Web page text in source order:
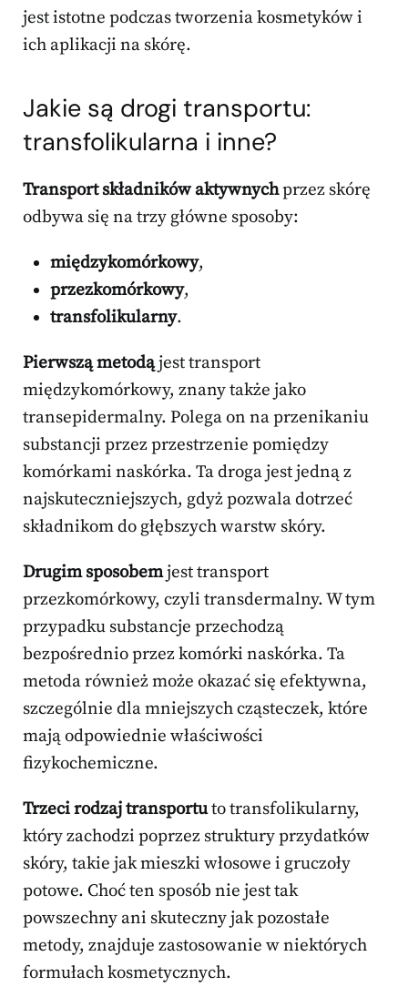
jest istotne podczas tworzenia kosmetyków i
ich aplikacji na skórę.
Jakie są drogi transportu:
transfolikularna i inne?
Transport składników aktywnychprzez skórę
odbywa się na trzy główne sposoby:
międzykomórkowy,
przezkomórkowy,
transfolikularny.
Pierwszą metodąjest transport
międzykomórkowy, znany także jako
transepidermalny. Polega on na przenikaniu
substancji przez przestrzenie pomiędzy
komórkami naskórka. Ta droga jest jedną z
najskuteczniejszych, gdyż pozwala dotrzeć
składnikom do głębszych warstw skóry.
Drugim sposobemjest transport
przezkomórkowy, czyli transdermalny. W tym
przypadku substancje przechodzą
bezpośrednio przez komórki naskórka. Ta
metoda również może okazać się efektywna,
szczególnie dla mniejszych cząsteczek, które
mają odpowiednie właściwości
fizykochemiczne.
Trzeci rodzaj transportuto transfolikularny,
który zachodzi poprzez struktury przydatków
skóry, takie jak mieszki włosowe i gruczoły
potowe. Choć ten sposób nie jest tak
powszechny ani skuteczny jak pozostałe
metody, znajduje zastosowanie w niektórych
formułach kosmetycznych.